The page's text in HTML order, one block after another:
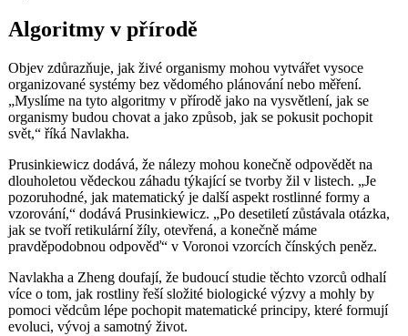
Algoritmy v přírodě
Objev zdůrazňuje, jak živé organismy mohou vytvářet vysoce
organizované systémy bez vědomého plánování nebo měření.
„Myslíme na tyto algoritmy v přírodě jako na vysvětlení, jak se
organismy budou chovat a jako způsob, jak se pokusit pochopit
svět,“ říká Navlakha.
Prusinkiewicz dodává, že nálezy mohou konečně odpovědět na
dlouholetou vědeckou záhadu týkající se tvorby žil v listech. „Je
pozoruhodné, jak matematický je další aspekt rostlinné formy a
vzorování,“ dodává Prusinkiewicz. „Po desetiletí zůstávala otázka,
jak se tvoří retikulární žíly, otevřená, a konečně máme
pravděpodobnou odpověď“ v Voronoi vzorcích čínských peněz.
Navlakha a Zheng doufají, že budoucí studie těchto vzorců odhalí
více o tom, jak rostliny řeší složité biologické výzvy a mohly by
pomoci vědcům lépe pochopit matematické principy, které formují
evoluci, vývoj a samotný život.